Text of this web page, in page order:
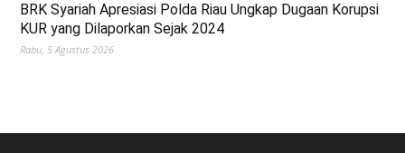
BRK Syariah Apresiasi Polda Riau Ungkap Dugaan Korupsi
KUR yang Dilaporkan Sejak 2024
Rabu, 5 Agustus 2026